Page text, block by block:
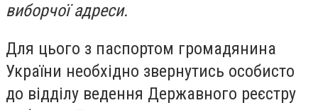
виборчої адреси.
Для цього з паспортом громадянина
України необхідно звернутись особисто
до відділу ведення Державного реєстру